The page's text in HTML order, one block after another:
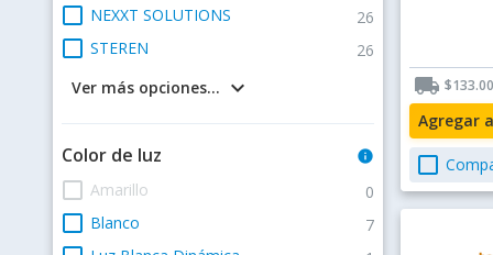
check_box_outline_blank NEXXT SOLUTIONS 26
check_box_outline_blank STEREN 26
keyboard_arrow_down
Ver más opciones...
Color de luz info
check_box_outline_blank Amarillo 0
check_box_outline_blank Blanco 7
local_shipping $133.00
Agregar
check_box_outline_blank